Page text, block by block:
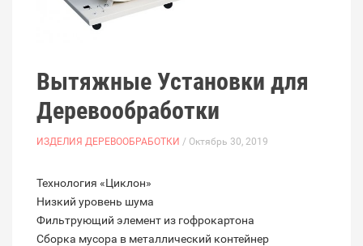
Вытяжные Установки для
Деревообработки
ИЗДЕЛИЯ ДЕРЕВООБРАБОТКИ / Октябрь 30, 2019
Технология «Циклон»
Низкий уровень шума
Фильтрующий элемент из гофрокартона
Сборка мусора в металлический контейнер